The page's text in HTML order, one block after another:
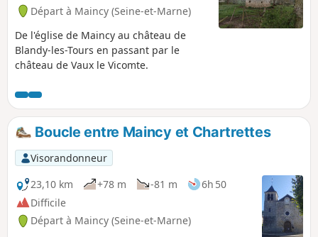
Départ à Maincy (Seine-et-Marne)
De l'église de Maincy au château de
Blandy-les-Tours en passant par le
château de Vaux le Vicomte.
Boucle entre Maincy et Chartrettes
Visorandonneur
23,10 km
+78 m -81 m
6h 50
Difficile
Départ à Maincy (Seine-et-Marne)